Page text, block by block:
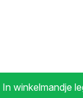
In winkelmandje